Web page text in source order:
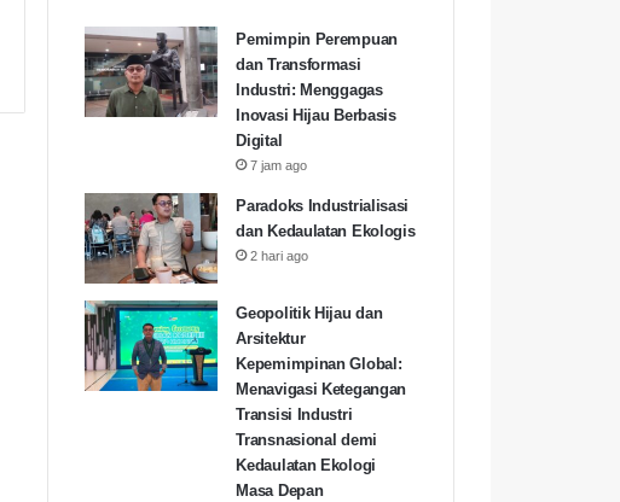
Pemimpin Perempuan
dan Transformasi
Industri: Menggagas
Inovasi Hijau Berbasis
Digital
7 jam ago
Paradoks Industrialisasi
dan Kedaulatan Ekologis
2 hari ago
Geopolitik Hijau dan
Arsitektur
Kepemimpinan Global:
Menavigasi Ketegangan
Transisi Industri
Transnasional demi
Kedaulatan Ekologi
Masa Depan